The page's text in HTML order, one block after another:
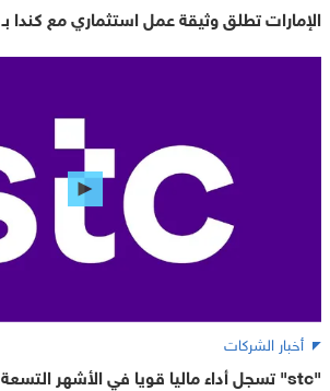
الإمارات تطلق وثيقة عمل استثماري مع كندا بـ 50 مليار دولار
أخبار الشركات
"stc" تسجل أداء ماليا قويا في الأشهر التسعة الأولى من 2025